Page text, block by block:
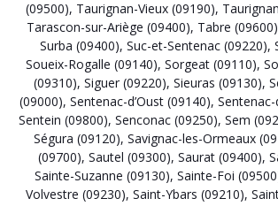
(09500), Taurignan-Vieux (09190),
Tarascon-sur-Ariège (09400), Tabre (09600)
Surba (09400), Suc-et-Sentenac (09220),
Soueix-Rogalle (09140), Sorgeat (09110),
(09310), Siguer (09220), Sieuras (09130),
(09000), Sentenac-d’Oust (09140),
Sentein (09800), Senconac (09250), Sem
Ségura (09120), Savignac-les-Ormeaux
(09700), Sautel (09300), Saurat (09400),
Sainte-Suzanne (09130), Sainte-Foi
Volvestre (09230), Saint-Ybars (09210),